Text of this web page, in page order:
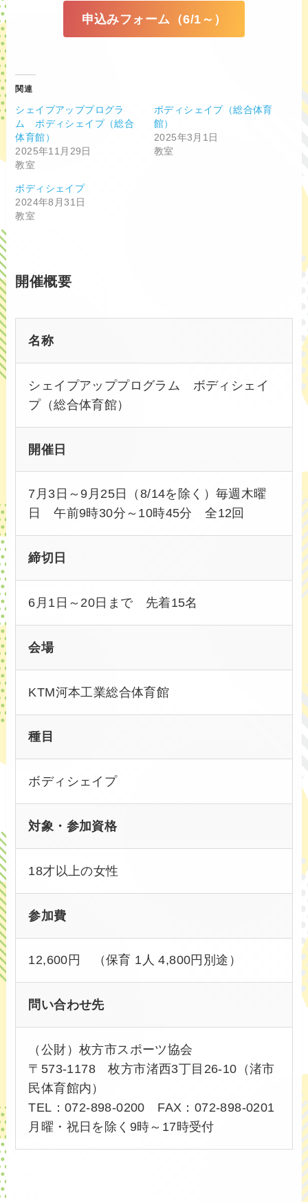
申込みフォーム（6/1～）
関連
シェイプアッププログラ
ム ボディシェイプ（総合
体育館）
2025年11月29日
教室
ボディシェイプ（総合体育
館）
2025年3月1日
教室
ボディシェイプ
2024年8月31日
教室
開催概要
名称
シェイプアッププログラム ボディシェイ
プ（総合体育館）
開催日
7月3日～9月25日（8/14を除く）毎週木曜
日 午前9時30分～10時45分 全12回
締切日
6月1日～20日まで 先着15名
会場
KTM河本工業総合体育館
種目
ボディシェイプ
対象・参加資格
18才以上の女性
参加費
12,600円 （保育 1人 4,800円別途）
問い合わせ先
（公財）枚方市スポーツ協会
〒573-1178 枚方市渚西3丁目26-10（渚市
民体育館内）
TEL：072-898-0200 FAX：072-898-0201
月曜・祝日を除く9時～17時受付